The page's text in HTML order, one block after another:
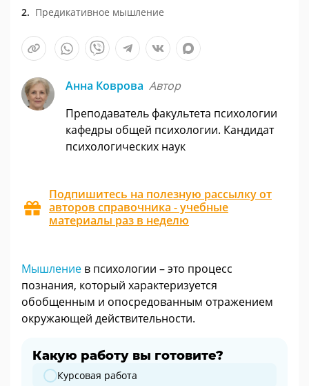
Предикативное мышление
Анна Коврова Автор
Преподаватель факультета психологии
кафедры общей психологии. Кандидат
психологических наук
Подпишитесь на полезную рассылку от
авторов справочника - учебные
материалы раз в неделю
Мышление в психологии – это процесс
познания, который характеризуется
обобщенным и опосредованным отражением
окружающей действительности.
Какую работу вы готовите?
Какую работу вы готовите?
Курсовая работа